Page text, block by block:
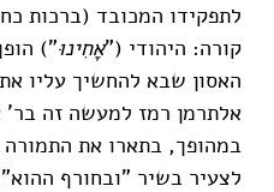
לתפקידו המכובד (ברכות
קורה: היהודי ("אָחִינוּ")
האסון שבא להחשיך עליו
אלתרמן רמז למעשה זה בר'
במהופך, בתארו את
לצעיר בשיר "ובחורף